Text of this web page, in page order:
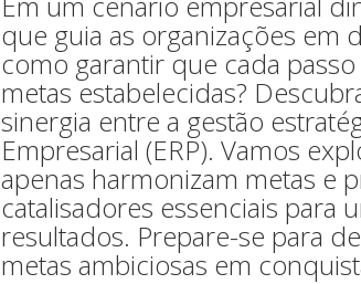
que guia as organizações em
como garantir que cada
metas estabelecidas?
sinergia entre a gestão
Empresarial (ERP). Vamos
apenas harmonizam metas e
catalisadores essenciais para
resultados. Prepare-se para
metas ambiciosas em